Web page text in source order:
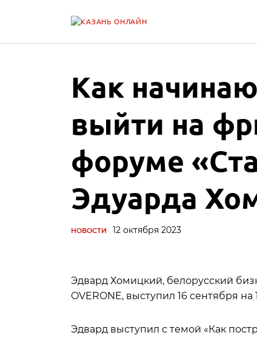
Как
выйти на
форуме
Эдуарда
НОВОСТИ 12 октября 2023
Эдвард Хомицкий, белорусский
OVERONE, выступил 16 сентября
Эдвард выступил с темой «Как